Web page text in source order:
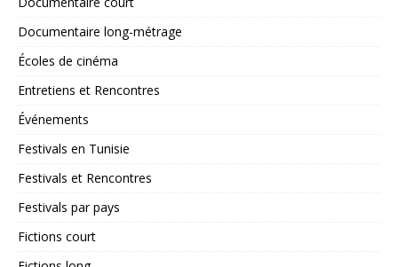
Documentaire long-métrage
Écoles de cinéma
Entretiens et Rencontres
Événements
Festivals en Tunisie
Festivals et Rencontres
Festivals par pays
Fictions court